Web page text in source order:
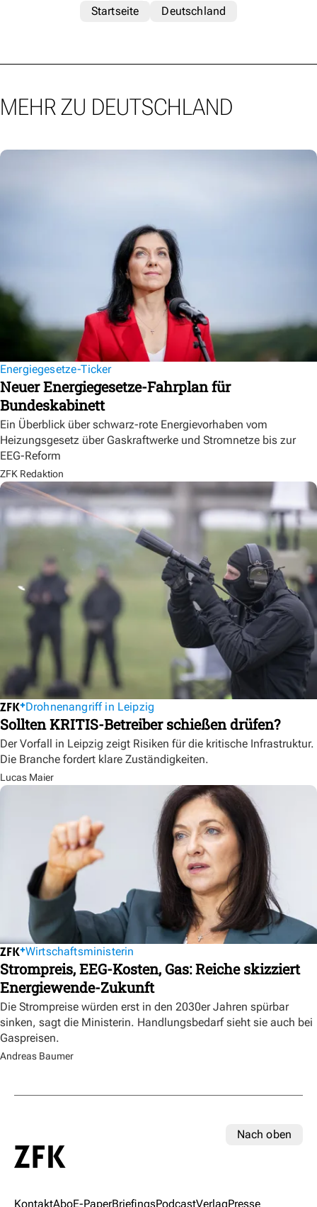
Startseite
Deutschland
MEHR ZU DEUTSCHLAND
Energiegesetze-Ticker
Neuer Energiegesetze-Fahrplan für
Bundeskabinett
Ein Überblick über schwarz-rote Energievorhaben vom
Heizungsgesetz über Gaskraftwerke und Stromnetze bis zur
EEG-Reform
ZFK Redaktion
Drohnenangriff in Leipzig
Sollten KRITIS-Betreiber schießen drüfen?
Der Vorfall in Leipzig zeigt Risiken für die kritische Infrastruktur.
Die Branche fordert klare Zuständigkeiten.
Lucas Maier
Wirtschaftsministerin
Strompreis, EEG-Kosten, Gas: Reiche skizziert
Energiewende-Zukunft
Die Strompreise würden erst in den 2030er Jahren spürbar
sinken, sagt die Ministerin. Handlungsbedarf sieht sie auch bei
Gaspreisen.
Andreas Baumer
Nach oben
KontaktAboE-PaperBriefingsPodcastVerlagPresse